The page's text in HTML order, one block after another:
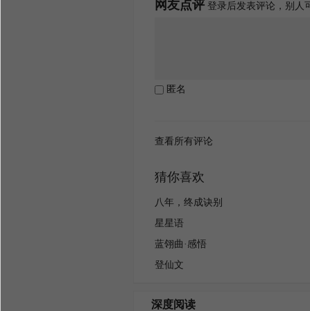
网友点评 登录后发表评论，别人
匿名
查看所有评论
猜你喜欢
八年，终成诀别
星星语
蓝翎曲·感悟
登仙文
深度阅读